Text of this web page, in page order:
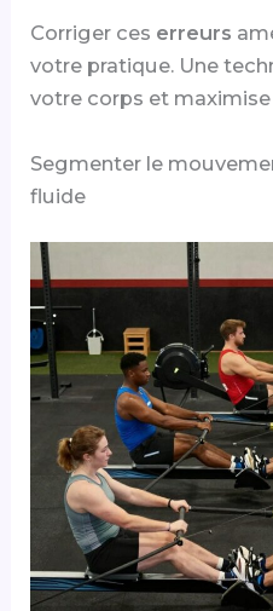
Corriger ces erreurs
votre pratique. Une
votre corps et
Segmenter le
fluide